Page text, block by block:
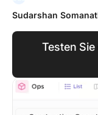
Sudarshan
Testen